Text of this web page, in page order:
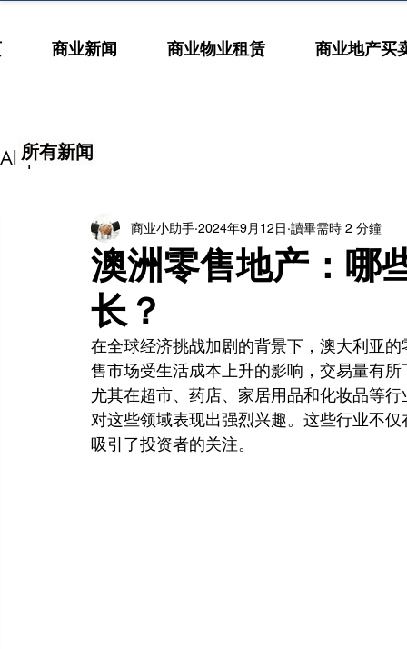
商业新闻 商业物业租赁 商业地产买
All posts
澳洲零售地产：哪
长？
商业小助手 2024年9月12日 讀畢需時 2 分鐘
在全球经济挑战加剧的背景下，澳大利亚
售市场受生活成本上升的影响，交易量有
尤其在超市、药店、家居用品和化妆品等
对这些领域表现出强烈兴趣。这些行业不
吸引了投资者的关注。
所有新闻